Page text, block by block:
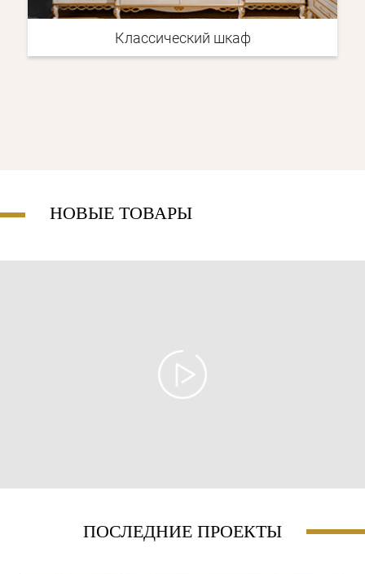
Классический шкаф
НОВЫЕ ТОВАРЫ
ПОСЛЕДНИЕ ПРОЕКТЫ